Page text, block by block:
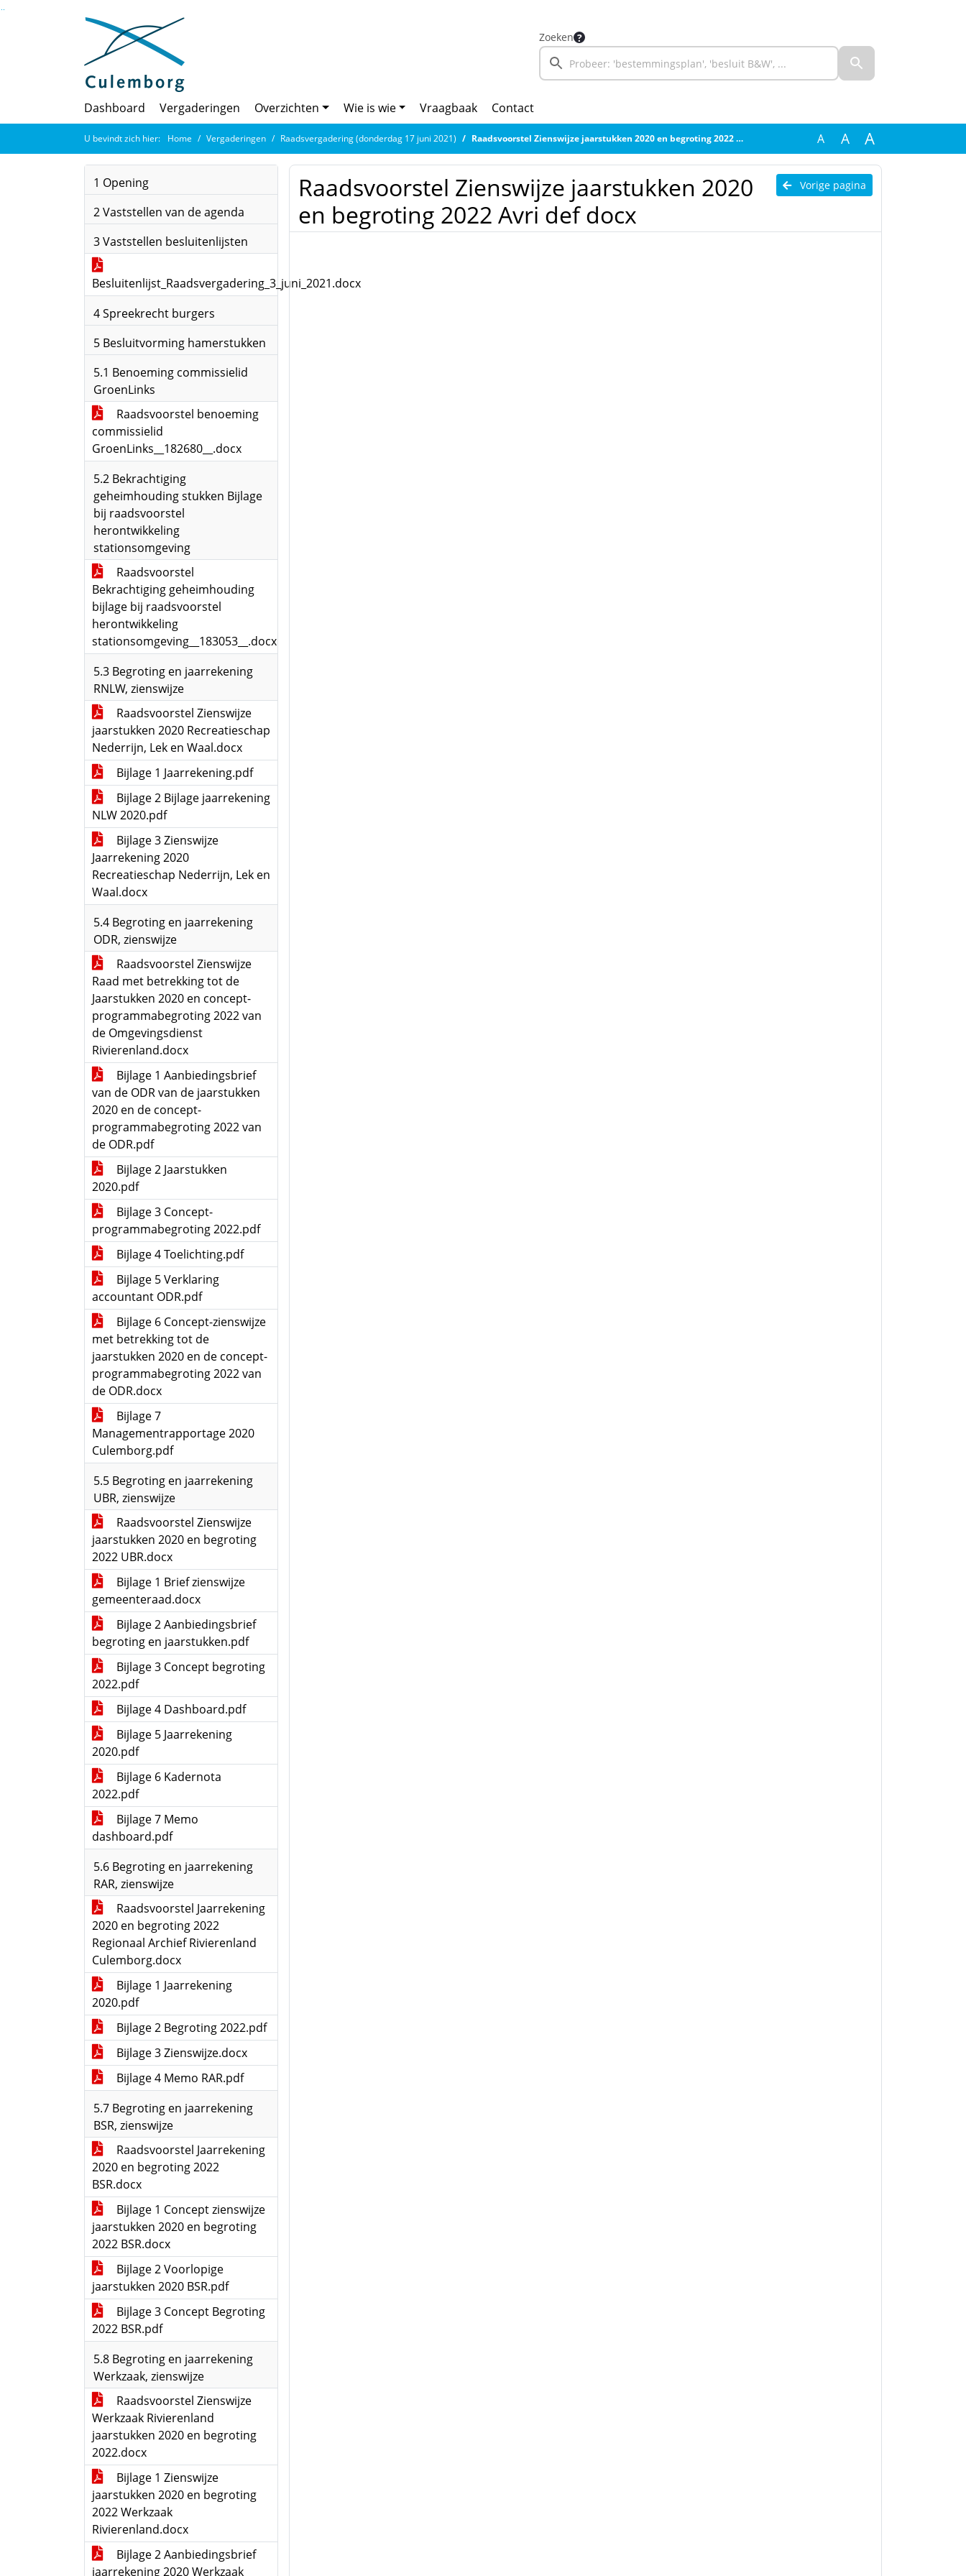
Ga naar de inhoud van deze pagina
Ga naar het zoeken
Ga naar het menu
Zoeken
Dashboard Vergaderingen Overzichten Wie is wie Vraagbaak Contact
U bevindt zich hier: Home Vergaderingen Raadsvergadering (donderdag 17 juni 2021) Raadsvoorstel Zienswijze jaarstukken 2020 en begroting 2022 Avri def docx A A A
1 Opening
2 Vaststellen van de agenda
3 Vaststellen besluitenlijsten
Besluitenlijst_Raadsvergadering_3_juni_2021.docx
4 Spreekrecht burgers
5 Besluitvorming hamerstukken
5.1 Benoeming commissielid
GroenLinks
Raadsvoorstel benoeming
commissielid
GroenLinks__182680__.docx
5.2 Bekrachtiging
geheimhouding stukken Bijlage
bij raadsvoorstel
herontwikkeling
stationsomgeving
Raadsvoorstel
Bekrachtiging geheimhouding
bijlage bij raadsvoorstel
herontwikkeling
stationsomgeving__183053__.docx
5.3 Begroting en jaarrekening
RNLW, zienswijze
Raadsvoorstel Zienswijze
jaarstukken 2020 Recreatieschap
Nederrijn, Lek en Waal.docx
Bijlage 1 Jaarrekening.pdf
Bijlage 2 Bijlage jaarrekening
NLW 2020.pdf
Bijlage 3 Zienswijze
Jaarrekening 2020
Recreatieschap Nederrijn, Lek en
Waal.docx
5.4 Begroting en jaarrekening
ODR, zienswijze
Raadsvoorstel Zienswijze
Raad met betrekking tot de
Jaarstukken 2020 en concept-
programmabegroting 2022 van
de Omgevingsdienst
Rivierenland.docx
Bijlage 1 Aanbiedingsbrief
van de ODR van de jaarstukken
2020 en de concept-
programmabegroting 2022 van
de ODR.pdf
Bijlage 2 Jaarstukken
2020.pdf
Bijlage 3 Concept-
programmabegroting 2022.pdf
Bijlage 4 Toelichting.pdf
Bijlage 5 Verklaring
accountant ODR.pdf
Bijlage 6 Concept-zienswijze
met betrekking tot de
jaarstukken 2020 en de concept-
programmabegroting 2022 van
de ODR.docx
Bijlage 7
Managementrapportage 2020
Culemborg.pdf
5.5 Begroting en jaarrekening
UBR, zienswijze
Raadsvoorstel Zienswijze
jaarstukken 2020 en begroting
2022 UBR.docx
Bijlage 1 Brief zienswijze
gemeenteraad.docx
Bijlage 2 Aanbiedingsbrief
begroting en jaarstukken.pdf
Bijlage 3 Concept begroting
2022.pdf
Bijlage 4 Dashboard.pdf
Bijlage 5 Jaarrekening
2020.pdf
Bijlage 6 Kadernota
2022.pdf
Bijlage 7 Memo
dashboard.pdf
5.6 Begroting en jaarrekening
RAR, zienswijze
Raadsvoorstel Jaarrekening
2020 en begroting 2022
Regionaal Archief Rivierenland
Culemborg.docx
Bijlage 1 Jaarrekening
2020.pdf
Bijlage 2 Begroting 2022.pdf
Bijlage 3 Zienswijze.docx
Bijlage 4 Memo RAR.pdf
5.7 Begroting en jaarrekening
BSR, zienswijze
Raadsvoorstel Jaarrekening
2020 en begroting 2022
BSR.docx
Bijlage 1 Concept zienswijze
jaarstukken 2020 en begroting
2022 BSR.docx
Bijlage 2 Voorlopige
jaarstukken 2020 BSR.pdf
Bijlage 3 Concept Begroting
2022 BSR.pdf
5.8 Begroting en jaarrekening
Werkzaak, zienswijze
Raadsvoorstel Zienswijze
Werkzaak Rivierenland
jaarstukken 2020 en begroting
2022.docx
Bijlage 1 Zienswijze
jaarstukken 2020 en begroting
2022 Werkzaak
Rivierenland.docx
Bijlage 2 Aanbiedingsbrief
jaarrekening 2020 Werkzaak
Vorige pagina
Raadsvoorstel Zienswijze jaarstukken 2020
en begroting 2022 Avri def docx